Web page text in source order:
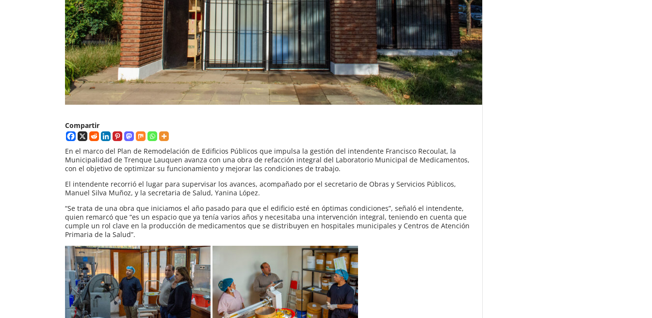
Compartir
En el marco del Plan de Remodelación de Edificios Públicos que impulsa la gestión del intendente Francisco Recoulat, la
Municipalidad de Trenque Lauquen avanza con una obra de refacción integral del Laboratorio Municipal de Medicamentos,
con el objetivo de optimizar su funcionamiento y mejorar las condiciones de trabajo.
El intendente recorrió el lugar para supervisar los avances, acompañado por el secretario de Obras y Servicios Públicos,
Manuel Silva Muñoz, y la secretaria de Salud, Yanina López.
“Se trata de una obra que iniciamos el año pasado para que el edificio esté en óptimas condiciones”, señaló el intendente,
quien remarcó que “es un espacio que ya tenía varios años y necesitaba una intervención integral, teniendo en cuenta que
cumple un rol clave en la producción de medicamentos que se distribuyen en hospitales municipales y Centros de Atención
Primaria de la Salud”.